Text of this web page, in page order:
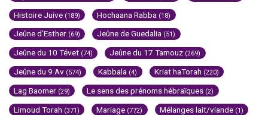
Histoire Juive (189) Hochaana Rabba (18)
Jeûne d'Esther (69) Jeûne de Guedalia (51)
Jeûne du 10 Tévet (74) Jeûne du 17 Tamouz (269)
Jeûne du 9 Av (574) Kabbala (4) Kriat haTorah (220)
Lag Baomer (29) Le sens des prénoms hébraïques (2)
Limoud Torah (371) Mariage (772) Mélanges lait/viande (1)